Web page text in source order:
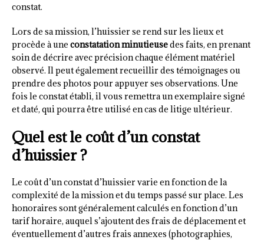
constat.
Lors de sa mission, l’huissier se rend sur les lieux et
procède à une constatation minutieusedes faits, en prenant
soin de décrire avec précision chaque élément matériel
observé. Il peut également recueillir des témoignages ou
prendre des photos pour appuyer ses observations. Une
fois le constat établi, il vous remettra un exemplaire signé
et daté, qui pourra être utilisé en cas de litige ultérieur.
Quel est le coût d’un constat
d’huissier ?
Le coût d’un constat d’huissier varie en fonction de la
complexité de la mission et du temps passé sur place. Les
honoraires sont généralement calculés en fonction d’un
tarif horaire, auquel s’ajoutent des frais de déplacement et
éventuellement d’autres frais annexes (photographies,